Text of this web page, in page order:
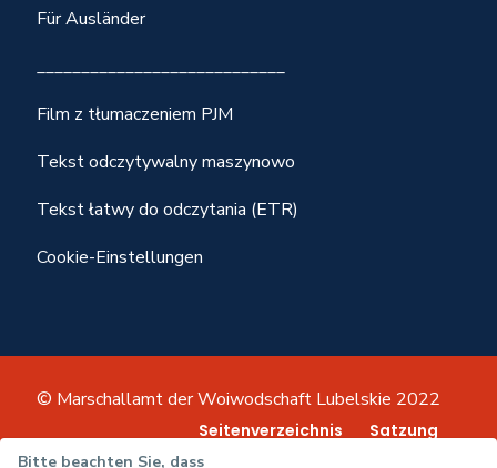
Für Ausländer
____________________________
Film z tłumaczeniem PJM
Tekst odczytywalny maszynowo
Tekst łatwy do odczytania (ETR)
Cookie-Einstellungen
© Marschallamt der Woiwodschaft Lubelskie 2022
Seitenverzeichnis
Satzung
Datenschutz-Bestimmungen
Bitte beachten Sie, dass